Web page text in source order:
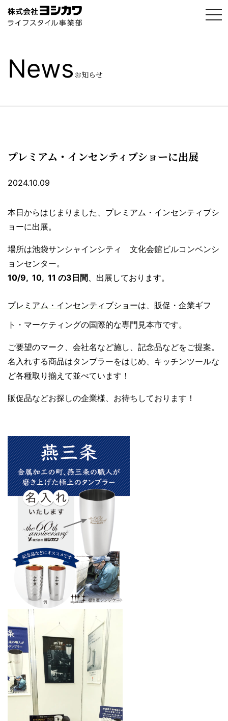
t
o
News お知らせ
プレミアム・インセンティブショーに出展
2024.10.09
本日からはじまりました、プレミアム・インセンティブシ
ョーに出展。
場所は池袋サンシャインシティ 文化会館ビルコンベンシ
ョンセンター。
10/9, 10, 11 の3日間 、出展しております。
プレミアム・インセンティブショーは、販促・企業ギフ
ト・マーケティングの国際的な専門見本市です。
ご要望のマーク、会社名など施し、記念品などをご提案。
名入れする商品はタンブラーをはじめ、キッチンツールな
ど各種取り揃えて並べています！
販促品などお探しの企業様、お待ちしております！